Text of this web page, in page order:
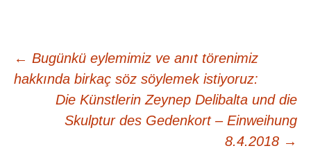
Beitragsnavigation
← Bugünkü eylemimiz ve anıt törenimiz
hakkında birkaç söz söylemek istiyoruz:
Die Künstlerin Zeynep Delibalta und die
Skulptur des Gedenkort – Einweihung
8.4.2018 →